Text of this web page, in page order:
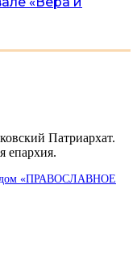
Патриархат.
епархия.
«ПРАВОСЛАВНОЕ